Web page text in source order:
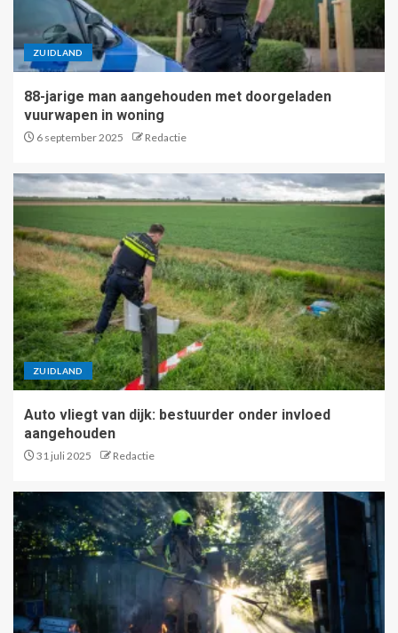
ZUIDLAND
88-jarige man aangehouden met doorgeladen
vuurwapen in woning
6 september 2025 Redactie
ZUIDLAND
Auto vliegt van dijk: bestuurder onder invloed
aangehouden
31 juli 2025 Redactie